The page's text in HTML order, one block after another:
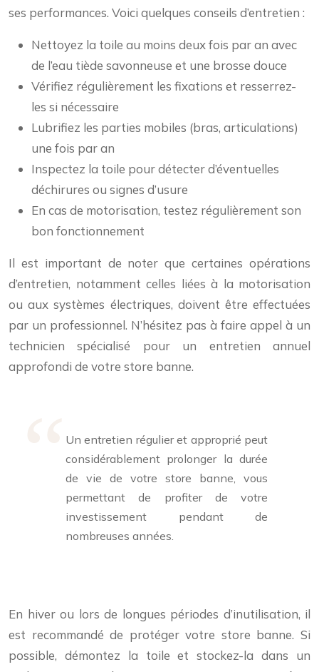
ses performances. Voici quelques conseils d’entretien :
Nettoyez la toile au moins deux fois par an avec
de l’eau tiède savonneuse et une brosse douce
Vérifiez régulièrement les fixations et resserrez-
les si nécessaire
Lubrifiez les parties mobiles (bras, articulations)
une fois par an
Inspectez la toile pour détecter d’éventuelles
déchirures ou signes d’usure
En cas de motorisation, testez régulièrement son
bon fonctionnement
Il est important de noter que certaines opérations
d’entretien, notamment celles liées à la motorisation
ou aux systèmes électriques, doivent être effectuées
par un professionnel. N’hésitez pas à faire appel à un
technicien spécialisé pour un entretien annuel
approfondi de votre store banne.
Un entretien régulier et approprié peut
considérablement prolonger la durée
de vie de votre store banne, vous
permettant de profiter de votre
investissement pendant de
nombreuses années.
En hiver ou lors de longues périodes d’inutilisation, il
est recommandé de protéger votre store banne. Si
possible, démontez la toile et stockez-la dans un